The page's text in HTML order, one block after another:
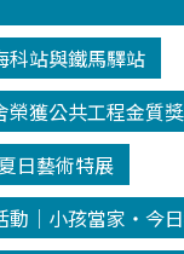
科站與鐵馬驛站
榮獲公共工程金質獎
日藝術特展
動│小孩當家‧今